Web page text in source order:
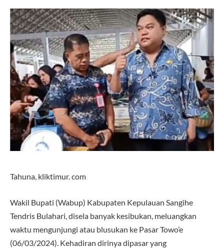
Tahuna, kliktimur. com
Wakil Bupati (Wabup) Kabupaten Kepulauan Sangihe
Tendris Bulahari, disela banyak kesibukan, meluangkan
waktu mengunjungi atau blusukan ke Pasar Towo’e
(06/03/2024). Kehadiran dirinya dipasar yang